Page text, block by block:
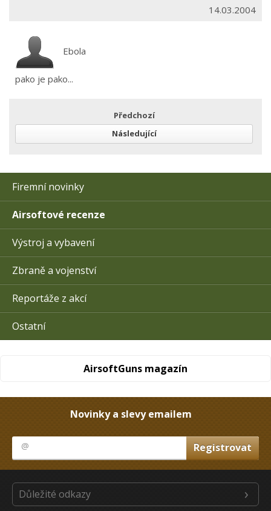
14.03.2004
Ebola
pako je pako...
Předchozí
Následující
Firemní novinky
Airsoftové recenze
Výstroj a vybavení
Zbraně a vojenství
Reportáže z akcí
Ostatní
AirsoftGuns magazín
Novinky a slevy emailem
Důležité odkazy